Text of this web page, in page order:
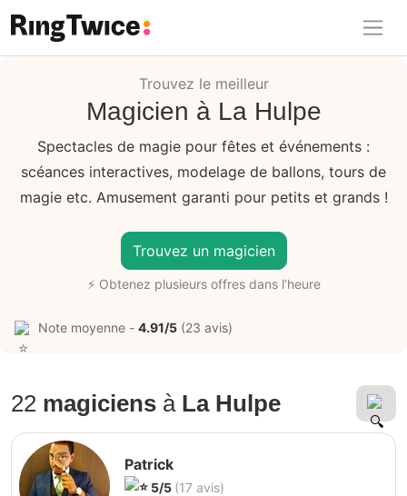
Ring Twice
Trouvez le meilleur
Magicien à La Hulpe
Spectacles de magie pour fêtes et événements :
scéances interactives, modelage de ballons, tours de
magie etc. Amusement garanti pour petits et grands !
Trouvez un magicien
⚡ Obtenez plusieurs offres dans l’heure
Note moyenne - 4.91/5 (23 avis)
22 magiciens à La Hulpe
Patrick
5/5 (17 avis)